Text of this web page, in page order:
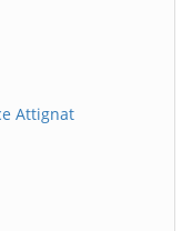
Attignat